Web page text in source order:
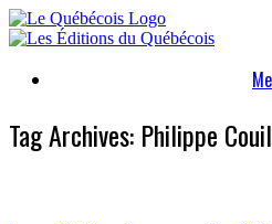
Skip
to
Tag Archives: Philippe